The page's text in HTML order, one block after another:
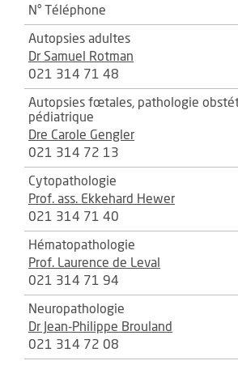
N° Téléphone
Autopsies adultes
Dr Samuel Rotman
021 314 71 48
Autopsies fœtales, pathologie
pédiatrique
Dre Carole Gengler
021 314 72 13
Cytopathologie
Prof. ass. Ekkehard Hewer
021 314 71 40
Hématopathologie
Prof. Laurence de Leval
021 314 71 94
Neuropathologie
Dr Jean-Philippe Brouland
021 314 72 08